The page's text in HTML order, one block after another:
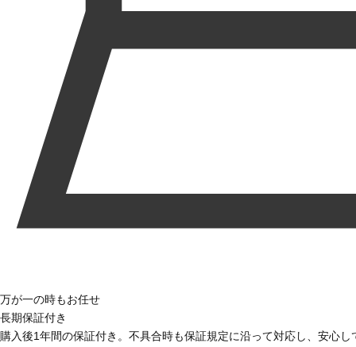
万が一の時もお任せ
長期保証付き
購入後1年間の保証付き。不具合時も保証規定に沿って対応し、安心